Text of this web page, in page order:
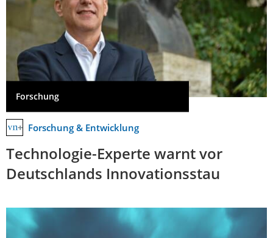
Forschung
Forschung & Entwicklung
Technologie-Experte warnt vor
Deutschlands Innovationsstau